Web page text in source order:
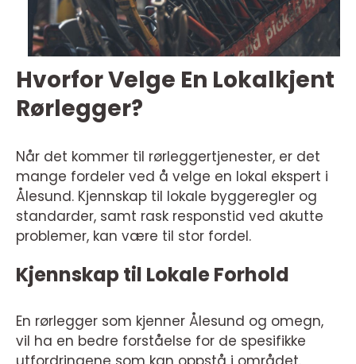
Hvorfor Velge En Lokalkjent
Rørlegger?
Når det kommer til rørleggertjenester, er det
mange fordeler ved å velge en lokal ekspert i
Ålesund. Kjennskap til lokale byggeregler og
standarder, samt rask responstid ved akutte
problemer, kan være til stor fordel.
Kjennskap til Lokale Forhold
En rørlegger som kjenner Ålesund og omegn,
vil ha en bedre forståelse for de spesifikke